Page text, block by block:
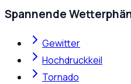
Spannende
Gewitter
Hochdruckkeil
Tornado